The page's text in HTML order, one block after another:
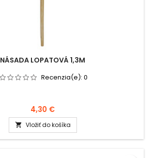
NÁSADA LOPATOVÁ 1,3M
Recenzia(e): 0
4,30 €
 Vložiť do košíka